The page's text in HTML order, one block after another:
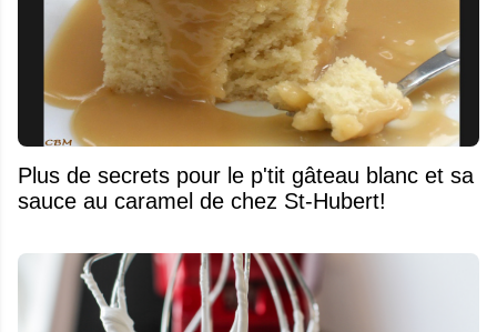
Plus de secrets pour le p'tit gâteau blanc et sa
sauce au caramel de chez St-Hubert!